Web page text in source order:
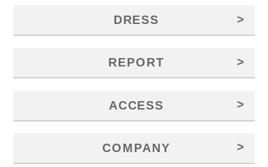
DRESS >
REPORT >
ACCESS >
COMPANY >